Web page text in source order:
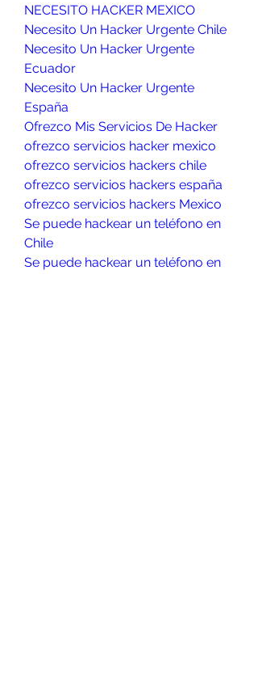
NECESITO HACKER MEXICO
Necesito Un Hacker Urgente Chile
Necesito Un Hacker Urgente
Ecuador
Necesito Un Hacker Urgente
España
Ofrezco Mis Servicios De Hacker
ofrezco servicios hacker mexico
ofrezco servicios hackers chile
ofrezco servicios hackers españa
ofrezco servicios hackers Mexico
Se puede hackear un teléfono en
Chile
Se puede hackear un teléfono en